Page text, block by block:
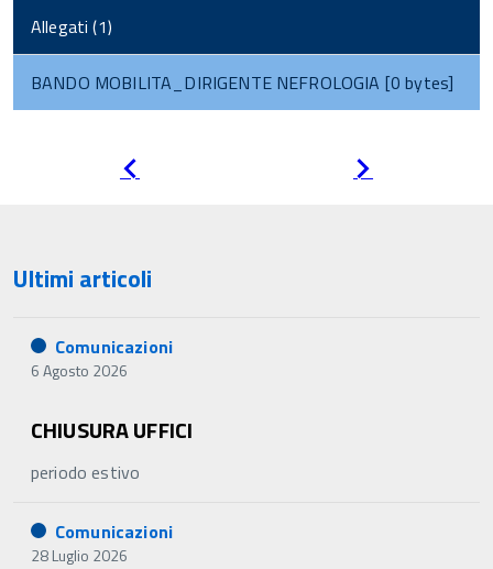
Allegati (1)
BANDO MOBILITA_DIRIGENTE NEFROLOGIA [0 bytes]
Ultimi articoli
Comunicazioni
6 Agosto 2026
CHIUSURA UFFICI
periodo estivo
Comunicazioni
28 Luglio 2026